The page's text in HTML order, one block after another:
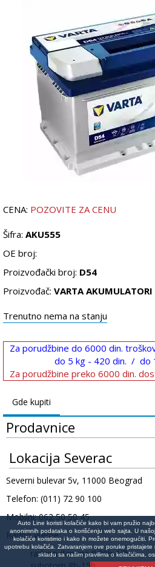
CENA: POZOVITE ZA CENU
Šifra: AKU555
OE broj:
Proizvođački broj: D54
Proizvođač: VARTA AKUMULATORI
Trenutno nema na stanju
Za porudžbine do 6000 din.
do 5 kg - 420 din. / do
Za porudžbine preko 6000 din.
Gde kupiti
Prodavnice
Lokacija Severac
Severni bulevar 5v, 11000 Beograd
Telefon: (011) 72 90 100
Mobilni: 062 50 50 45
Radno vreme:
radnim danima 8:30h-17h
Auto Line koristi kolačiće kako bi vam pružio
anonimnih podataka o korišćenju web sajta. U
kolačiće koristimo i kako ih možete onemogućiti.
upotrebu kolačića. Zatvaranjem ove poruke
skladu sa našim pravilima o kolačićima,